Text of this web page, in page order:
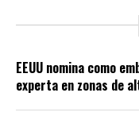
EEUU nomina como
experta en zonas de